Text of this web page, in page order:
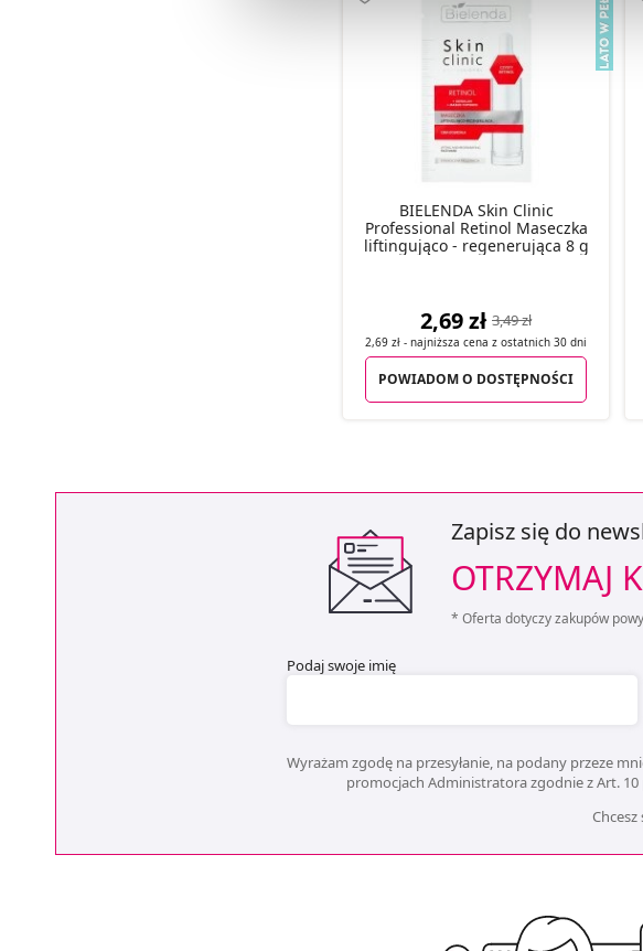
wszystkich funkcjonalności Strony.
BIELENDA Skin Clinic
Professional Retinol Maseczka
liftingująco - regenerująca 8 g
2,69 zł 3,49 zł
2,69 zł - najniższa cena z ostatnich 30 dni
POWIADOM O DOSTĘPNOŚCI
Zapisz się do
OTRZYMAJ
* Oferta dotyczy zakupów
Podaj swoje imię
Wyrażam zgodę na przesyłanie, na podany przeze
promocjach Administratora zgodnie z Art. 10